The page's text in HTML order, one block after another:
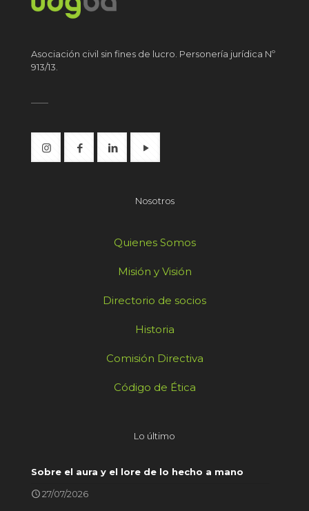
Asociación civil sin fines de lucro. Personería jurídica Nº
913/13.
Nosotros
Quienes Somos
Misión y Visión
Directorio de socios
Historia
Comisión Directiva
Código de Ética
Lo último
Sobre el aura y el lore de lo hecho a mano
27/07/2026